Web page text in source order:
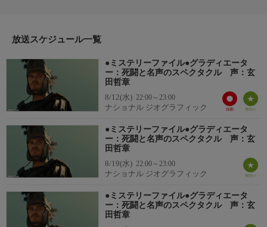
放送スケジュール一覧
●ミステリーファイル●グラディエータ
ー：死闘と名声のスペクタクル 声：玄
田哲章
8/12(水) 22:00～23:00
ナショナル ジオグラフィック
●ミステリーファイル●グラディエータ
ー：死闘と名声のスペクタクル 声：玄
田哲章
8/19(水) 22:00～23:00
ナショナル ジオグラフィック
●ミステリーファイル●グラディエータ
ー：死闘と名声のスペクタクル 声：玄
田哲章